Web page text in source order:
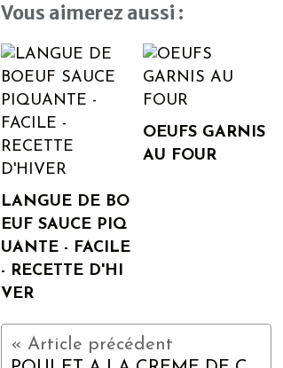
Vous aimerez aussi :
LANGUE DE BO
EUF SAUCE PIQ
UANTE - FACILE
- RECETTE D'HI
VER
OEUFS GARNIS
AU FOUR